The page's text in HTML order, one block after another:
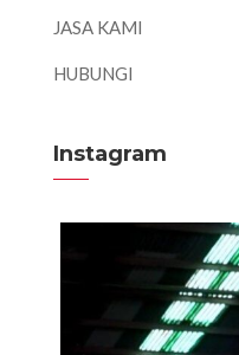
JASA KAMI
HUBUNGI
Instagram